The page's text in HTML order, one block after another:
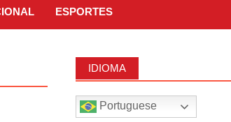
ESPORTES
IDIOMA
Portuguese